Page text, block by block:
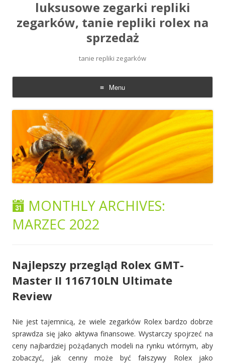
luksusowe zegarki repliki
zegarków, tanie repliki rolex na
sprzedaż
tanie repliki zegarków
Menu
Skip
to
MONTHLY ARCHIVES:
MARZEC 2022
Najlepszy przegląd Rolex GMT-
Master II 116710LN Ultimate
Review
Nie jest tajemnicą, że wiele zegarków Rolex bardzo dobrze
sprawdza się jako aktywa finansowe. Wystarczy spojrzeć na
ceny najbardziej pożądanych modeli na rynku wtórnym, aby
zobaczyć, jak cenny może być fałszywy Rolex jako